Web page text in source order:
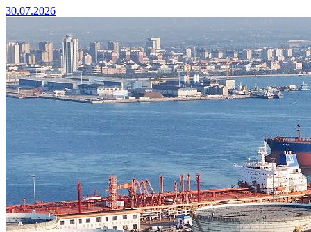
30.07.2026